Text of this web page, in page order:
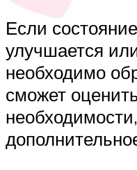
Если
улучшается
необходимо
сможет